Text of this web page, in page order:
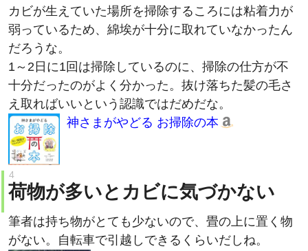
弱っているため、綿埃が十分に取れていなかったん
だろうな。
1～2日に1回は掃除しているのに、掃除の仕方が不
十分だったのがよく分かった。抜け落ちた髪の毛さ
え取ればいいという認識ではだめだな。
神さまがやどる お掃除の本
荷物が多いとカビに気づかない
筆者は持ち物がとても少ないので、畳の上に置く物
がない。自転車で引越しできるくらいだしね。
自転車で引越し＝費用0円、自分で